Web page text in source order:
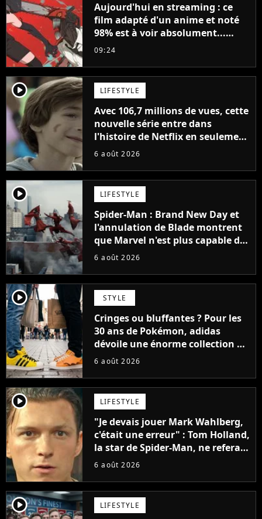
Aujourd'hui en streaming : ce
film adapté d'un anime et noté
98% est à voir absolument...
sinon vous ne comprendrez plus
09:24
player2 LIFESTYLE
Avec 106,7 millions de vues, cette
nouvelle série entre dans
l'histoire de Netflix en seulement
48 jours
6 août 2026
player2 LIFESTYLE
Spider-Man : Brand New Day et
l'annulation de Blade montrent
que Marvel n'est plus capable de
faire quoi que ce soit de simple
6 août 2026
player2 STYLE
Cringes ou bluffantes ? Pour les
30 ans de Pokémon, adidas
dévoile une énorme collection de
sneakers et je ne sais pas quoi en
6 août 2026
player2 LIFESTYLE
"Je devais jouer Mark Wahlberg,
c'était une erreur" : Tom Holland,
la star de Spider-Man, ne referait
pas ce blockbuster
6 août 2026
player2 LIFESTYLE